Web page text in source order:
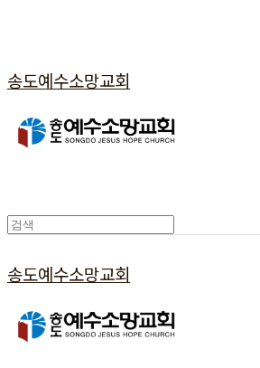
송도예수소망교회
송도예수소망교회